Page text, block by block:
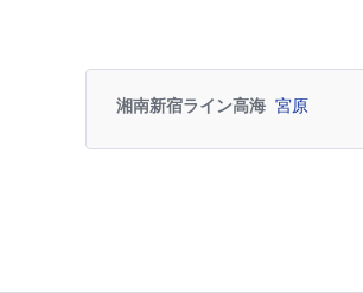
湘南新宿ライン高海 宮原